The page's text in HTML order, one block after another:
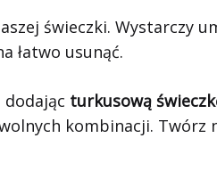
świeczki. Wystarczy
łatwo usunąć.
turkusową
kombinacji.